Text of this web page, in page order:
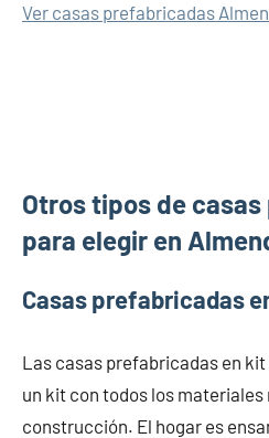
Ver casas prefabricadas
Otros tipos de
para elegir en
Casas prefabricadas
Las casas prefabricadas en kit
un kit con todos los materiales
construcción. El hogar es